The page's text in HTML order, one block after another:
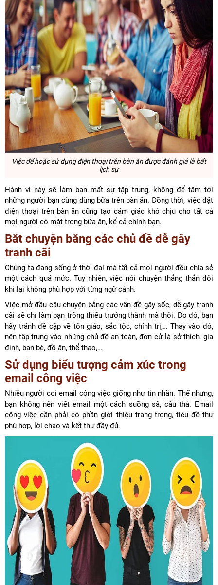
Việc để hoặc sử dụng điện thoại trên bàn ăn được đánh giá là bất
lịch sự
Hành vi này sẽ làm bạn mất sự tập trung, không để tâm tới
những người bạn cùng dùng bữa trên bàn ăn. Đồng thời, việc đặt
điện thoại trên bàn ăn cũng tạo cảm giác khó chịu cho tất cả
mọi người có mặt trong bữa ăn, kể cả chính bạn.
Bắt chuyện bằng các chủ đề dễ gây
tranh cãi
Chúng ta đang sống ở thời đại mà tất cả mọi người đều chia sẻ
một cách quá mức. Tuy nhiên, việc nói chuyện thẳng thắn đôi
khi lại không phù hợp với từng ngữ cảnh.
Việc mở đầu câu chuyện bằng các vấn đề gây sốc, dễ gây tranh
cãi sẽ chỉ làm bạn trông thiếu trưởng thành mà thôi. Do đó, bạn
hãy tránh đề cập về tôn giáo, sắc tộc, chính trị,… Thay vào đó,
nên tập trung vào những chủ đề an toàn, đơn cử là sở thích, gia
đình, bạn bè, đồ ăn, thể thao,…
Sử dụng biểu tượng cảm xúc trong
email công việc
Nhiều người coi email công việc giống như tin nhắn. Thế nhưng,
bạn không nên viết email một cách suồng sã, cẩu thả. Email
công việc cần phải có phần giới thiệu trang trọng, tiêu đề thư
phù hợp, lời chào và kết thư đầy đủ.